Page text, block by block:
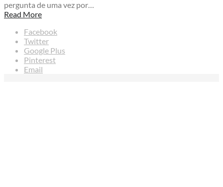
pergunta de uma vez por…
Read More
Facebook
Twitter
Google Plus
Pinterest
Email